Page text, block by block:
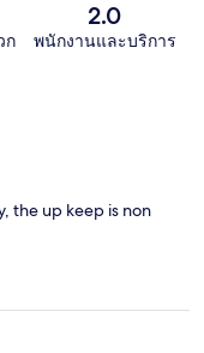
ก
2.0
พนักงานและบริการ
the up keep is non